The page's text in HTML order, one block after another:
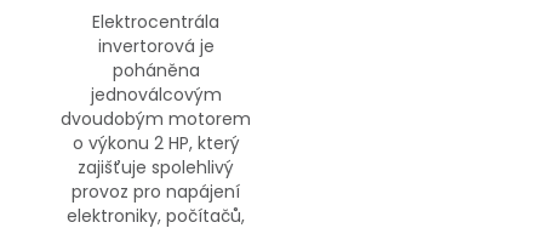
Elektrocentrála
invertorová je
poháněna
jednoválcovým
dvoudobým motorem
o výkonu 2 HP, který
zajišťuje spolehlivý
provoz pro napájení
elektroniky, počítačů,